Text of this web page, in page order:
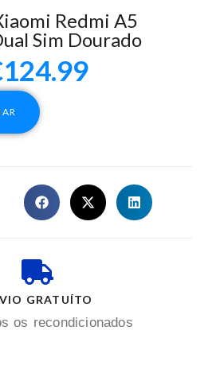
Redmi A5
Sim Dourado
124.99
GRATUÍTO
os recondicionados